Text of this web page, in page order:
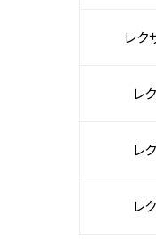
レク
レ
レ
レ